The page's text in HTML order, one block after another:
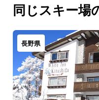
同じスキー場
長野県